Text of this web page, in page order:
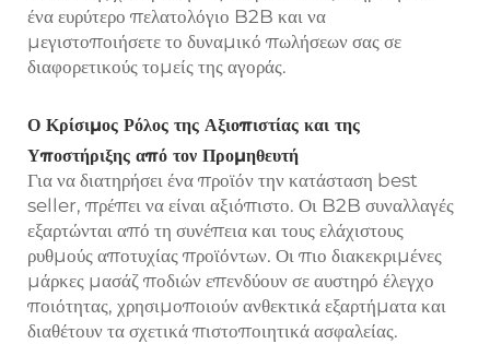
ένα ευρύτερο πελατολόγιο B2B και να
μεγιστοποιήσετε το δυναμικό πωλήσεων σας σε
διαφορετικούς τομείς της αγοράς.
Ο Κρίσιμος Ρόλος της Αξιοπιστίας και της
Υποστήριξης από τον Προμηθευτή
Για να διατηρήσει ένα προϊόν την κατάσταση best
seller, πρέπει να είναι αξιόπιστο. Οι B2B συναλλαγές
εξαρτώνται από τη συνέπεια και τους ελάχιστους
ρυθμούς αποτυχίας προϊόντων. Οι πιο διακεκριμένες
μάρκες μασάζ ποδιών επενδύουν σε αυστηρό έλεγχο
ποιότητας, χρησιμοποιούν ανθεκτικά εξαρτήματα και
διαθέτουν τα σχετικά πιστοποιητικά ασφαλείας.